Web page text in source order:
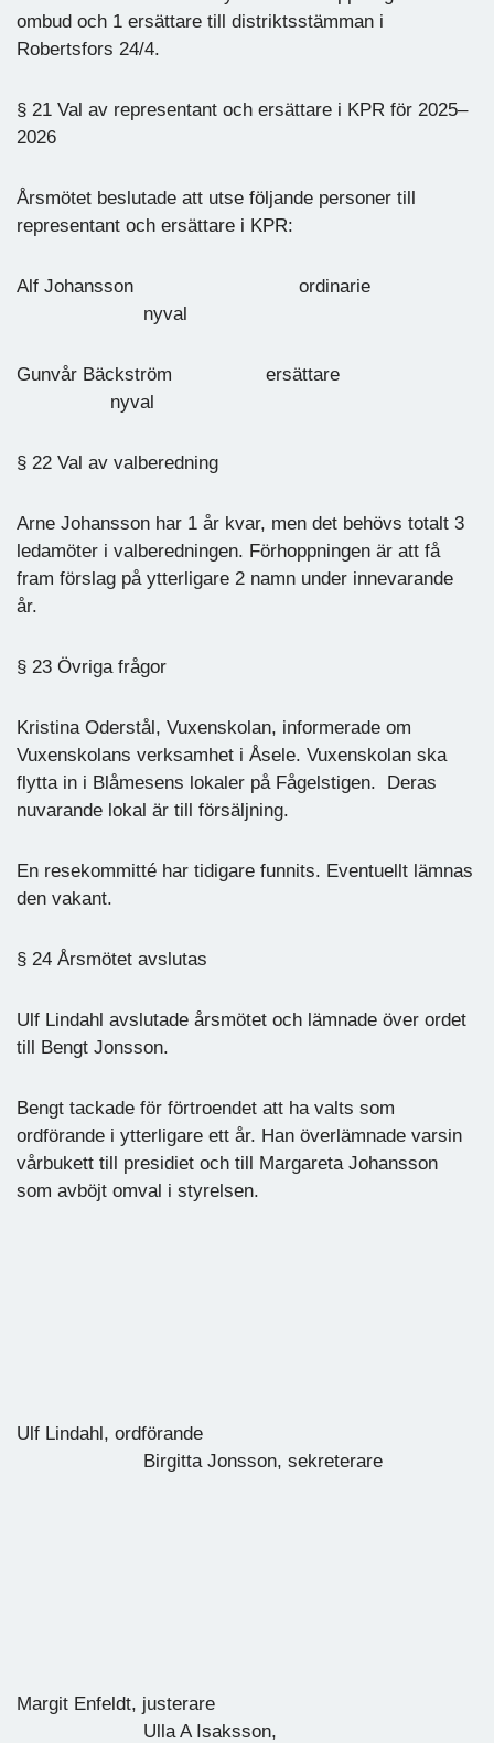
ombud och 1 ersättare till distriktsstämman i
Robertsfors 24/4.
§ 21 Val av representant och ersättare i KPR för 2025–
2026
Årsmötet beslutade att utse följande personer till
representant och ersättare i KPR:
Alf Johansson ordinarie
nyval
Gunvår Bäckström ersättare
nyval
§ 22 Val av valberedning
Arne Johansson har 1 år kvar, men det behövs totalt 3
ledamöter i valberedningen. Förhoppningen är att få
fram förslag på ytterligare 2 namn under innevarande
år.
§ 23 Övriga frågor
Kristina Oderstål, Vuxenskolan, informerade om
Vuxenskolans verksamhet i Åsele. Vuxenskolan ska
flytta in i Blåmesens lokaler på Fågelstigen. Deras
nuvarande lokal är till försäljning.
En resekommitté har tidigare funnits. Eventuellt lämnas
den vakant.
§ 24 Årsmötet avslutas
Ulf Lindahl avslutade årsmötet och lämnade över ordet
till Bengt Jonsson.
Bengt tackade för förtroendet att ha valts som
ordförande i ytterligare ett år. Han överlämnade varsin
vårbukett till presidiet och till Margareta Johansson
som avböjt omval i styrelsen.
Ulf Lindahl, ordförande
Birgitta Jonsson, sekreterare
Margit Enfeldt, justerare
Ulla A Isaksson,